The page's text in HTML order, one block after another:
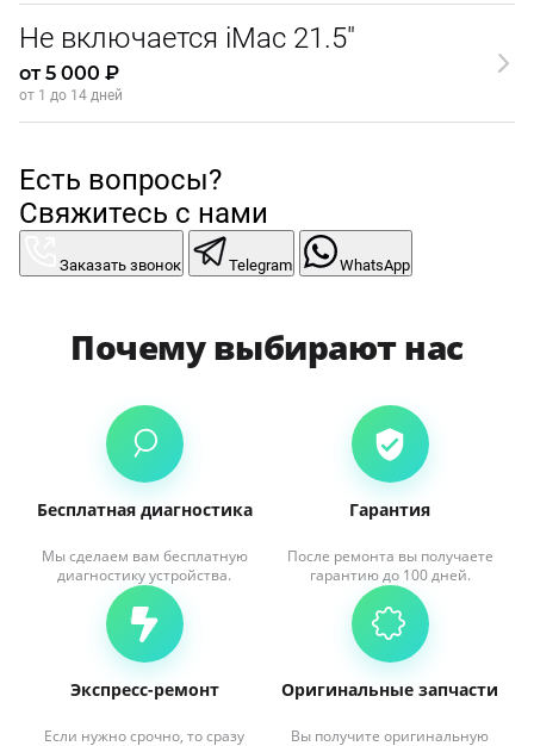
Не включается iMac 21.5"
от 5 000 ₽
от 1 до 14 дней
Есть вопросы?
Свяжитесь с нами
Заказать звонок Telegram WhatsApp
Почему выбирают нас
Бесплатная диагностика
Мы сделаем вам бесплатную
диагностику устройства.
Гарантия
После ремонта вы получаете
гарантию до 100 дней.
Экспресс-ремонт
Если нужно срочно, то сразу
Оригинальные запчасти
Вы получите оригинальную